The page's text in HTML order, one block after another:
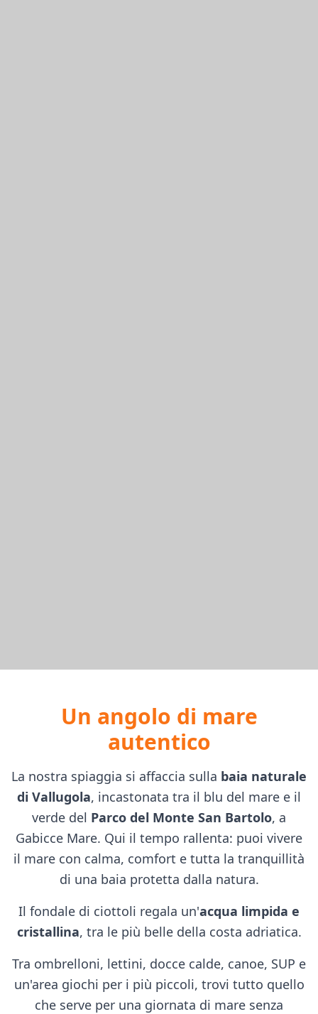
Un angolo di mare
autentico
La nostra spiaggia si affaccia sulla baia naturale
di Vallugola, incastonata tra il blu del mare e il
verde del Parco del Monte San Bartolo, a
Gabicce Mare. Qui il tempo rallenta: puoi vivere
il mare con calma, comfort e tutta la tranquillità
di una baia protetta dalla natura.
Il fondale di ciottoli regala un'acqua limpida e
cristallina, tra le più belle della costa adriatica.
Tra ombrelloni, lettini, docce calde, canoe, SUP e
un'area giochi per i più piccoli, trovi tutto quello
che serve per una giornata di mare senza